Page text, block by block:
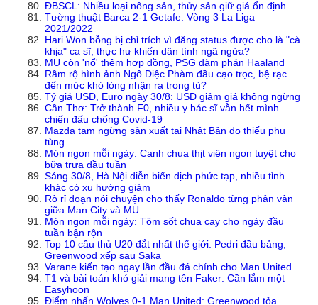
ĐBSCL: Nhiều loại nông sản, thủy sản giữ giá ổn định
Tường thuật Barca 2-1 Getafe: Vòng 3 La Liga
2021/2022
Hari Won bỗng bị chỉ trích vì đăng status được cho là "cà
khịa" ca sĩ, thực hư khiến dân tình ngã ngửa?
MU còn 'nổ' thêm hợp đồng, PSG đàm phán Haaland
Rầm rộ hình ảnh Ngô Diệc Phàm đầu cạo trọc, bệ rạc
đến mức khó lòng nhận ra trong tù?
Tỷ giá USD, Euro ngày 30/8: USD giảm giá không ngừng
Cần Thơ: Trở thành F0, nhiều y bác sĩ vẫn hết mình
chiến đấu chống Covid-19
Mazda tạm ngừng sản xuất tại Nhật Bản do thiếu phụ
tùng
Món ngon mỗi ngày: Canh chua thịt viên ngon tuyệt cho
bữa trưa đầu tuần
Sáng 30/8, Hà Nội diễn biến dịch phức tạp, nhiều tỉnh
khác có xu hướng giảm
Rò rỉ đoạn nói chuyện cho thấy Ronaldo từng phân vân
giữa Man City và MU
Món ngon mỗi ngày: Tôm sốt chua cay cho ngày đầu
tuần bận rộn
Top 10 cầu thủ U20 đắt nhất thế giới: Pedri đầu bảng,
Greenwood xếp sau Saka
Varane kiến tạo ngay lần đầu đá chính cho Man United
T1 và bài toán khó giải mang tên Faker: Cần lắm một
Easyhoon
Điểm nhấn Wolves 0-1 Man United: Greenwood tỏa